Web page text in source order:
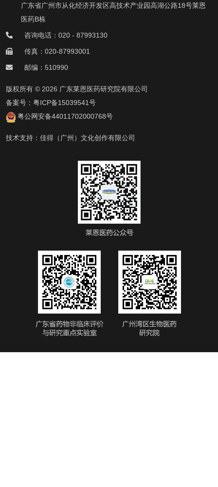
广东省广州市从化经济开发区高技术产业园高湖公路18号莱恩
医药B栋
咨询电话：020 - 87993130
传真：020-87993001
邮编：510990
版权所有 © 2026 广东莱恩医药研究院有限公司
备案号： 粤ICP备15039541号
粤公网安备44011702000768号
技术支持： 佳得（广州）文化创作有限公司